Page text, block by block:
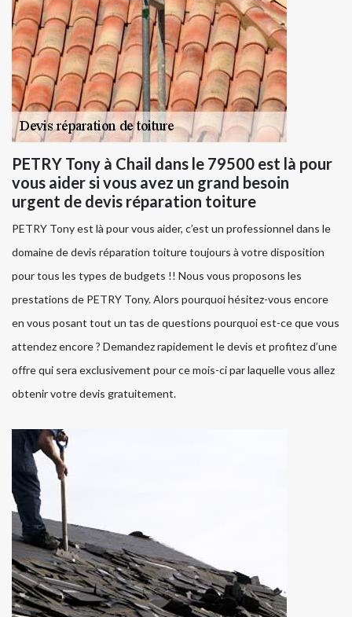
PETRY Tony à Chail dans le 79500 est là pour
vous aider si vous avez un grand besoin
urgent de devis réparation toiture
PETRY Tony est là pour vous aider, c’est un professionnel dans le
domaine de devis réparation toiture toujours à votre disposition
pour tous les types de budgets !! Nous vous proposons les
prestations de PETRY Tony. Alors pourquoi hésitez-vous encore
en vous posant tout un tas de questions pourquoi est-ce que vous
attendez encore ? Demandez rapidement le devis et profitez d’une
offre qui sera exclusivement pour ce mois-ci par laquelle vous allez
obtenir votre devis gratuitement.